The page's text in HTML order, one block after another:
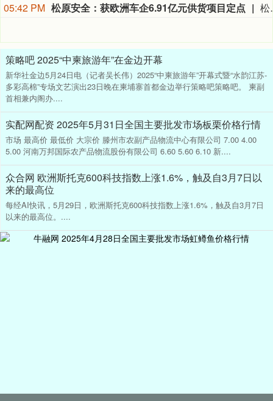
05:42 PM 松原安全：获欧洲车企6.91亿元供货项目定点 松原安全公告称，公司全资子公司安徽松原与欧洲汽车
策略吧 2025“中柬旅游年”在金边开幕
新华社金边5月24日电（记者吴长伟）2025“中柬旅游年”开幕式暨“水韵江苏-
多彩高棉”专场文艺演出23日晚在柬埔寨首都金边举行策略吧策略吧。 柬副
首相兼内阁办....
实配网配资 2025年5月31日全国主要批发市场板栗价格行情
市场 最高价 最低价 大宗价 滕州市农副产品物流中心有限公司 7.00 4.00
5.00 河南万邦国际农产品物流股份有限公司 6.60 5.60 6.10 新....
众合网 欧洲斯托克600科技指数上涨1.6%，触及自3月7日以
来的最高位
每经AI快讯，5月29日，欧洲斯托克600科技指数上涨1.6%，触及自3月7日
以来的最高位。....